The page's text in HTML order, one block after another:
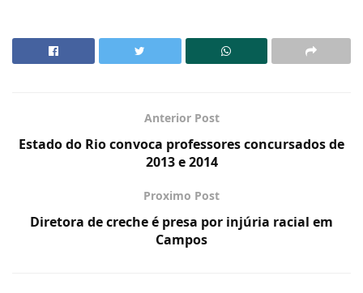
Anterior Post
Estado do Rio convoca professores concursados de
2013 e 2014
Proximo Post
​Diretora de creche é presa por injúria racial em
Campos